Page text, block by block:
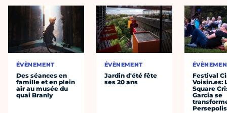
ÉVÈNEMENT
Des séances en
famille et en plein
air au musée du
quai Branly
ÉVÈNEMENT
Jardin d'été fête
ses 20 ans
Festival
Voisin.es:
Square
Garcia se